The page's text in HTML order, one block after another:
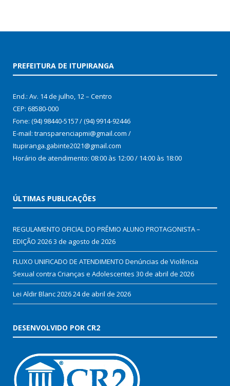
PREFEITURA DE ITUPIRANGA
End.: Av. 14 de julho, 12 – Centro
CEP: 68580-000
Fone: (94) 98440-5157 / (94) 9914-92446
E-mail: transparenciapmi@gmail.com /
Itupiranga.gabinte2021@gmail.com
Horário de atendimento: 08:00 às 12:00 / 14:00 às 18:00
ÚLTIMAS PUBLICAÇÕES
REGULAMENTO OFICIAL DO PRÊMIO ALUNO PROTAGONISTA –
EDIÇÃO 20263 de agosto de 2026
FLUXO UNIFICADO DE ATENDIMENTO Denúncias de Violência
Sexual contra Crianças e Adolescentes 30 de abril de 2026
Lei Aldir Blanc 202624 de abril de 2026
DESENVOLVIDO POR CR2